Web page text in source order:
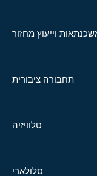
וייעוץ מחזור
תחבורה ציבורית
טלוויזיה
סלולארי